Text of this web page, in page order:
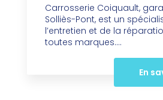
Carrosserie Coiquault,
Solliès-Pont, est un
l’entretien et de la
toutes marques....
En